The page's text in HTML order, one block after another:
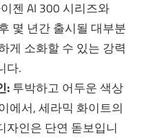
젠 AI 300 시리즈와
몇 년간 출시될 대부분
게 소화할 수 있는 강력
다.
:투박하고 어두운 색상
에서, 세라믹 화이트의
자인은 단연 돋보입니